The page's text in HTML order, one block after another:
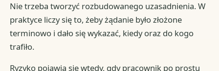
Nie trzeba tworzyć rozbudowanego uzasadnienia. W
praktyce liczy się to, żeby żądanie było złożone
terminowo i dało się wykazać, kiedy oraz do kogo
trafiło.
Ryzyko pojawia się wtedy, gdy pracownik po prostu